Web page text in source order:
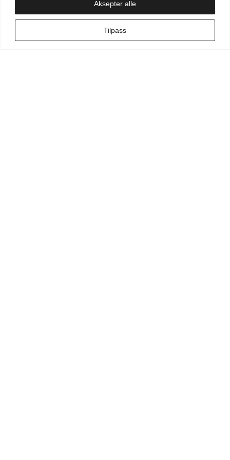
Tilpass
Aksepter alle
NO